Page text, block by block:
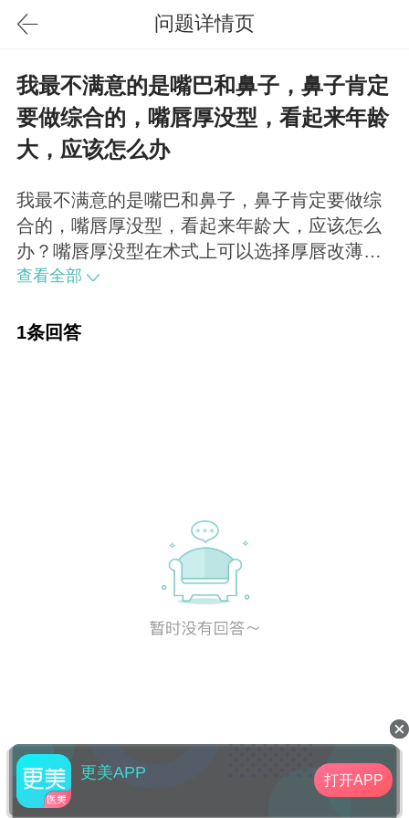
问题详情页
我最不满意的是嘴巴和鼻子，鼻子肯定
要做综合的，嘴唇厚没型，看起来年龄
大，应该怎么办
我最不满意的是嘴巴和鼻子，鼻子肯定要做综
合的，嘴唇厚没型，看起来年龄大，应该怎么
办？嘴唇厚没型在术式上可以选择厚唇改薄。
形状不好的话还可以顺带做下唇珠，就是上嘴
的。
查看全部
1条回答
更美APP 打开APP